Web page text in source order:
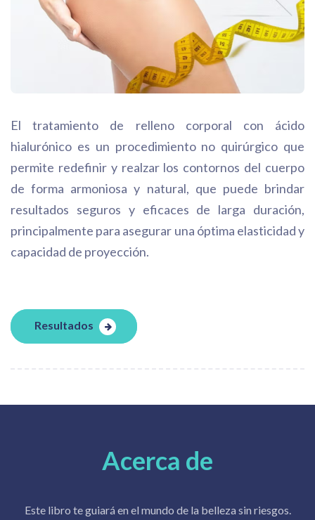
El tratamiento de relleno corporal con ácido
hialurónico es un procedimiento no quirúrgico que
permite redefinir y realzar los contornos del cuerpo
de forma armoniosa y natural, que puede brindar
resultados seguros y eficaces de larga duración,
principalmente para asegurar una óptima elasticidad y
capacidad de proyección.
Resultados
Acerca de
Este libro te guiará en el mundo de la belleza sin riesgos.